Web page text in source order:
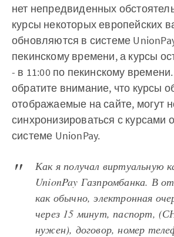
нет непредвиденных
курсы некоторых европейских
обновляются в системе
пекинскому времени, а курсы
- в 11:00 по пекинскому
обратите внимание, что курсы
отображаемые на сайте, могут
синхронизироваться с курсами
системе UnionPay.
Как я получал виртуальную
UnionPay Газпромбанка. В
как обычно, электронная
через 15 минут, паспорт,
нужен), договор, номер